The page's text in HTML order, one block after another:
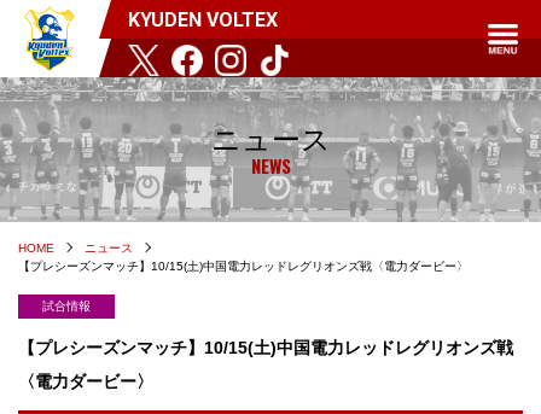
KYUDEN VOLTEX
ニュース
NEWS
HOME
ニュース
【プレシーズンマッチ】10/15(土)中国電力レッドレグリオンズ戦〈電力ダービー〉
試合情報
【プレシーズンマッチ】10/15(土)中国電力レッドレグリオンズ戦
〈電力ダービー〉